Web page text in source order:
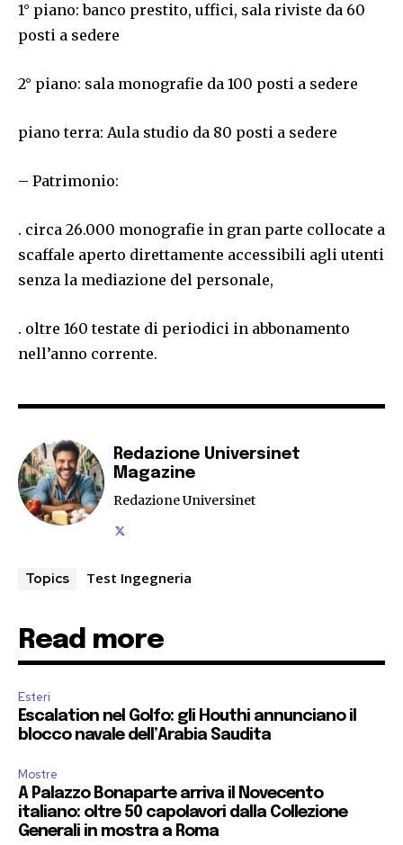
1° piano: banco prestito, uffici, sala riviste da 60
posti a sedere
2° piano: sala monografie da 100 posti a sedere
piano terra: Aula studio da 80 posti a sedere
– Patrimonio:
. circa 26.000 monografie in gran parte collocate a
scaffale aperto direttamente accessibili agli utenti
senza la mediazione del personale,
. oltre 160 testate di periodici in abbonamento
nell’anno corrente.
Redazione Universinet
Magazine
Redazione Universinet
Topics Test Ingegneria
Read more
Esteri
Escalation nel Golfo: gli Houthi annunciano il
blocco navale dell’Arabia Saudita
Mostre
A Palazzo Bonaparte arriva il Novecento
italiano: oltre 50 capolavori dalla Collezione
Generali in mostra a Roma